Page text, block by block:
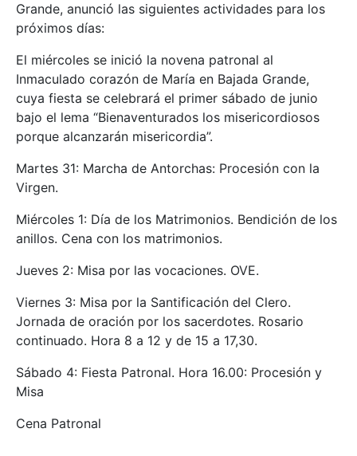
Grande, anunció las siguientes actividades para los
próximos días:
El miércoles se inició la novena patronal al
Inmaculado corazón de María en Bajada Grande,
cuya fiesta se celebrará el primer sábado de junio
bajo el lema “Bienaventurados los misericordiosos
porque alcanzarán misericordia”.
Martes 31: Marcha de Antorchas: Procesión con la
Virgen.
Miércoles 1: Día de los Matrimonios. Bendición de los
anillos. Cena con los matrimonios.
Jueves 2: Misa por las vocaciones. OVE.
Viernes 3: Misa por la Santificación del Clero.
Jornada de oración por los sacerdotes. Rosario
continuado. Hora 8 a 12 y de 15 a 17,30.
Sábado 4: Fiesta Patronal. Hora 16.00: Procesión y
Misa
Cena Patronal